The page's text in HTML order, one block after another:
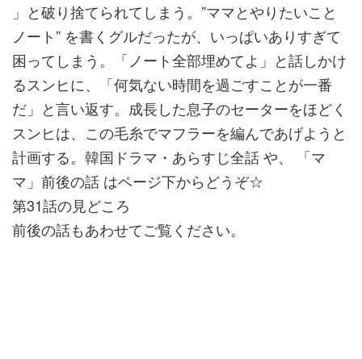
」と破り捨てられてしまう。”ママとやりたいこと
ノート” を書くグルだったが、いっぱいありすぎて
困ってしまう。「ノート全部埋めてよ」と話しかけ
るスンヒに、「何気ない時間を過ごすことが一番
だ」と言い返す。成長した息子のセーターをほどく
スンヒは、この毛糸でマフラーを編んであげようと
計画する。韓国ドラマ・あらすじ全話 や、 「マ
マ」前後の話 はページ下からどうぞ☆
第31話の見どころ
前後の話もあわせてご覧ください。